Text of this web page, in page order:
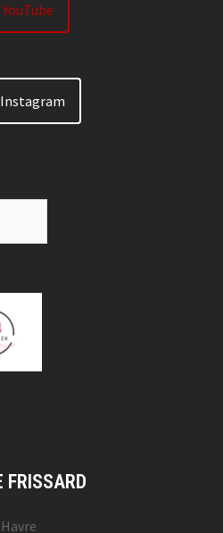
YouTube
Instagram
FRISSARD